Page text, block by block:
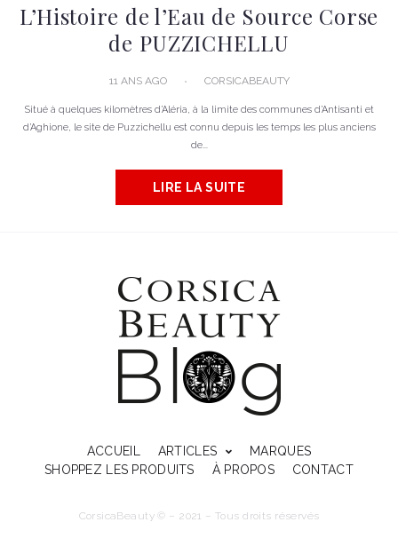
L’Histoire de l’Eau de Source Corse
de PUZZICHELLU
11 ANS AGO CORSICABEAUTY
Situé à quelques kilomètres d’Aléria, à la limite des communes d’Antisanti et
d’Aghione, le site de Puzzichellu est connu depuis les temps les plus anciens
de...
LIRE LA SUITE
ACCUEIL ARTICLES
MARQUES
SHOPPEZ LES PRODUITS
À PROPOS CONTACT
CorsicaBeauty © – 2021 – Tous droits réservés